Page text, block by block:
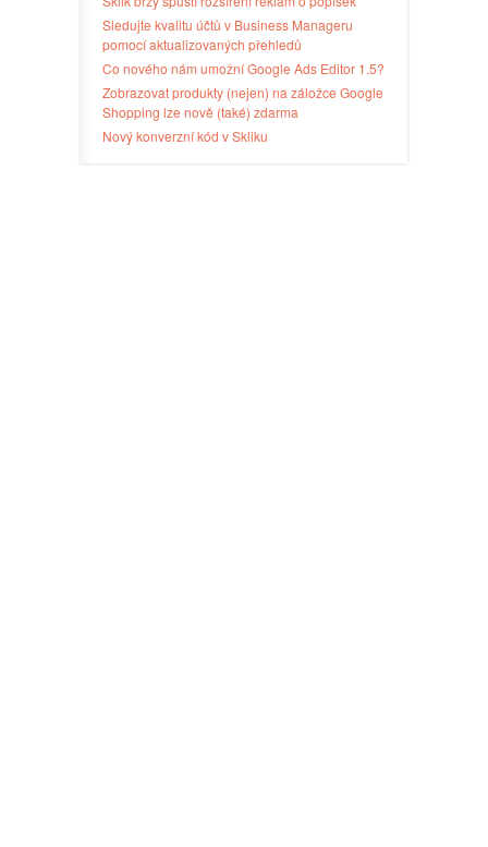
Sledujte kvalitu účtů v Business Manageru
pomocí aktualizovaných přehledů
Co nového nám umožní Google Ads Editor 1.5?
Zobrazovat produkty (nejen) na záložce Google
Shopping lze nově (také) zdarma
Nový konverzní kód v Skliku